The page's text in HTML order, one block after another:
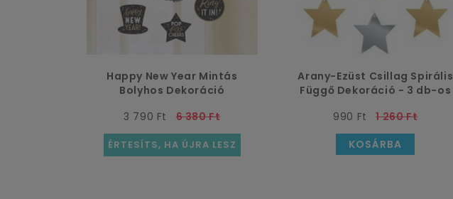
Happy New Year Mintás
Bolyhos Dekoráció
3 790 Ft
6 380 Ft
ÉRTESÍTS, HA ÚJRA LESZ
Arany-Ezüst Csillag Spirális
Függő Dekoráció - 3 db-os
990 Ft
1 260 Ft
KOSÁRBA
kuponnal.